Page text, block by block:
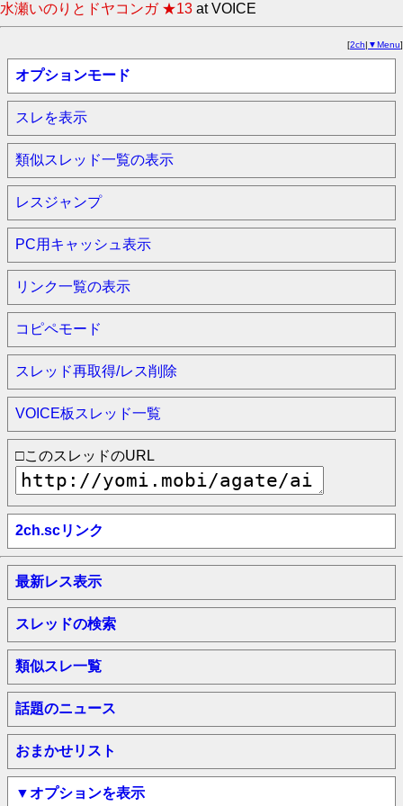
水瀬いのりとドヤコンガ ★13 at VOICE
[2ch| ▼Menu]
オプションモード
スレを表示
類似スレッド一覧の表示
レスジャンプ
PC用キャッシュ表示
リンク一覧の表示
コピペモード
スレッド再取得/レス削除
VOICE板スレッド一覧
□このスレッドのURL
2ch.scリンク
最新レス表示
スレッドの検索
類似スレ一覧
話題のニュース
おまかせリスト
▼オプションを表示